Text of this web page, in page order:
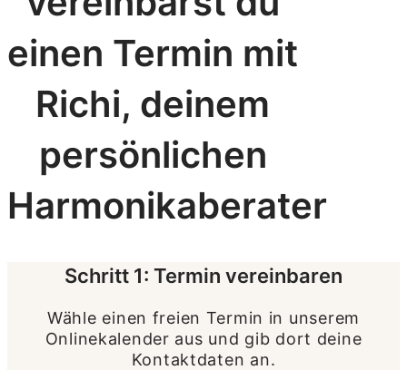
einen Termin mit
Richi, deinem
persönlichen
Harmonikaberater
Schritt 1: Termin vereinbaren
Wähle einen freien Termin in unserem
Onlinekalender aus und gib dort deine
Kontaktdaten an.